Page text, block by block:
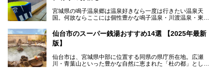
ー
提供元：サッポロビール【PR】
宮城県の鳴子温泉郷は温泉好きなら一度は行きたい温泉天
国。何故ならここには個性豊かな鳴子温泉・川渡温泉・東鳴
硫黄泉、塩化物泉、硫酸塩泉、炭酸水素塩泉などと多様な泉
質がそろっているからです。
の旅館・ホテルも立ち寄り入浴に門戸を開いてくれていま
す。
仙台市のスーパー銭湯おすすめ14選 【2025年最新
版】
仙台市は、宮城県中部に位置する同県の県庁所在地。広瀬
川・青葉山といった豊かな自然に恵まれた「杜の都」として